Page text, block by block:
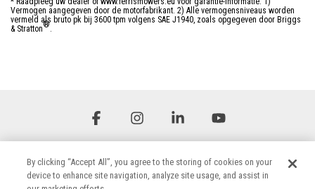
Vermogen aangegeven door de motorfabrikant. 2) Alle vermogensniveaus worden
vermeld als bruto pk bij 3600 tpm volgens SAE J1940, zoals opgegeven door Briggs
& Stratton®.
FacebookInstagramLinkedin
By clicking “Accept All”, you agree to the storing of cookies on your
device to enhance site navigation, analyze site usage, and assist in